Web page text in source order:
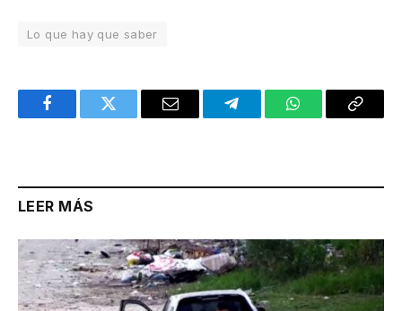
Lo que hay que saber
FacebookTwitter Email TelegramWhatsAppCopy
LEER MÁS